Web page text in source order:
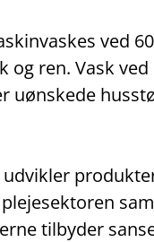
ved
og ren. Vask ved
uønskede
tilbyder